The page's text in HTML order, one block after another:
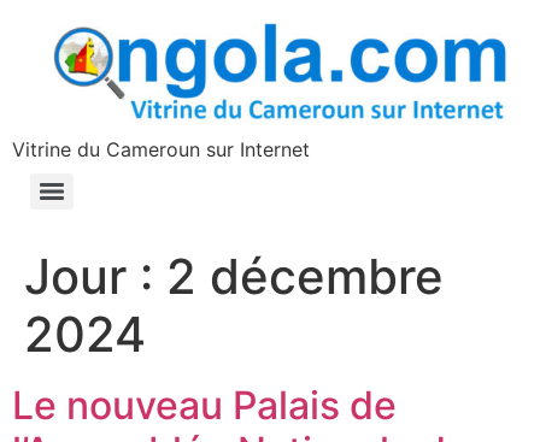
principal
Vitrine du Cameroun sur Internet
Jour : 2 décembre
2024
Le nouveau Palais de